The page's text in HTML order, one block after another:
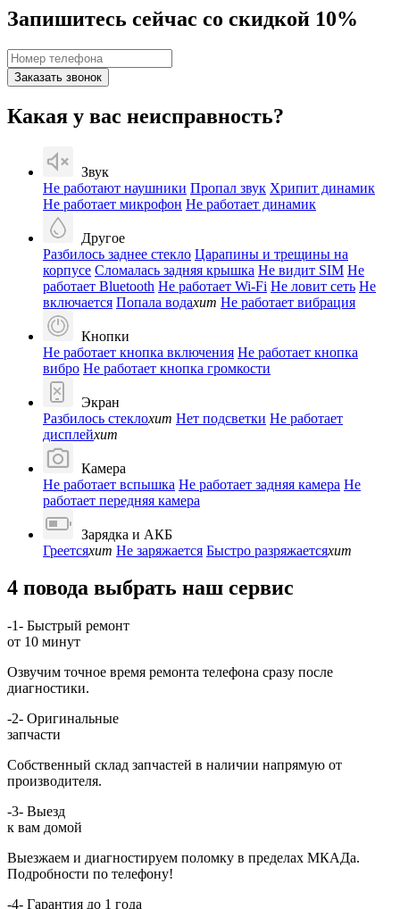
Запишитесь сейчас со скидкой 10%
Заказать звонок
Какая у вас неисправность?
Звук
Не работают наушники Пропал звук Хрипит динамик
Не работает микрофон Не работает динамик
Другое
Разбилось заднее стекло Царапины и трещины на
корпусе Сломалась задняя крышка Не видит SIM Не
работает Bluetooth Не работает Wi-Fi Не ловит сеть Не
включается Попала водахит Не работает вибрация
Кнопки
Не работает кнопка включения Не работает кнопка
вибро Не работает кнопка громкости
Экран
Разбилось стеклохит Нет подсветки Не работает
дисплейхит
Камера
Не работает вспышка Не работает задняя камера Не
работает передняя камера
Зарядка и АКБ
Греетсяхит Не заряжается Быстро разряжаетсяхит
4 повода выбрать наш сервис
-1- Быстрый ремонт
от 10 минут
Озвучим точное время ремонта телефона сразу после
диагностики.
-2- Оригинальные
запчасти
Собственный склад запчастей в наличии напрямую от
производителя.
-3- Выезд
к вам домой
Выезжаем и диагностируем поломку в пределах МКАДа.
Подробности по телефону!
-4- Гарантия до 1 года